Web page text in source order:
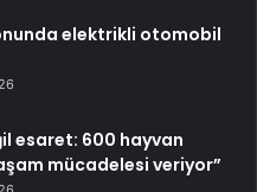
elektrikli otomobil
esaret: 600 hayvan
mücadelesi veriyor”